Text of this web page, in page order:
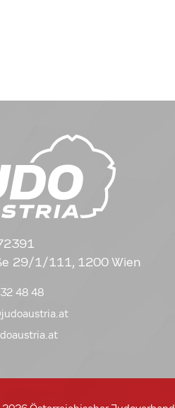
29/1/111, 1200 Wien
48 48